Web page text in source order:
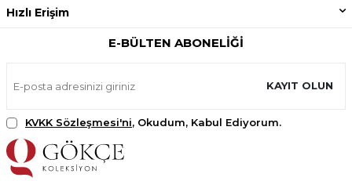
Hızlı Erişim
E-BÜLTEN ABONELIĞI
KAYIT OLUN
KVKK Sözleşmesi'ni, Okudum, Kabul Ediyorum.